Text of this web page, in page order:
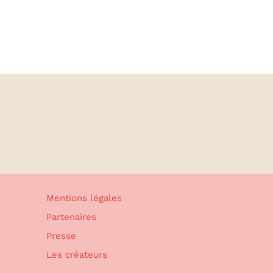
Mentions légales
Partenaires
Presse
Les créateurs